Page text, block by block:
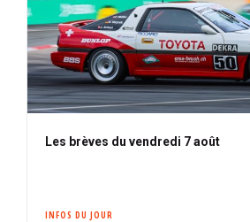
Les brèves du vendredi 7 août
INFOS DU JOUR